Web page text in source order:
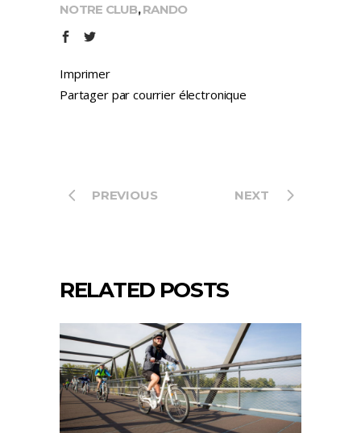
NOTRE CLUB,RANDO
Imprimer
Partager par courrier électronique
PREVIOUS NEXT
RELATED POSTS